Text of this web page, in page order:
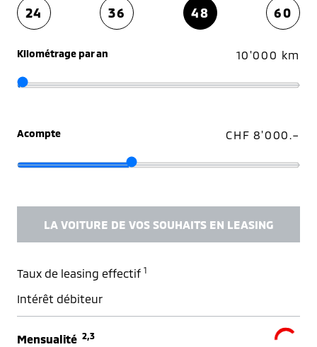
24 36 48 60
Kilométrage par an 10'000 km
Acompte CHF 8'000.–
LA VOITURE DE VOS SOUHAITS EN LEASING
Taux de leasing effectif 1
Intérêt débiteur
Mensualité 2,3